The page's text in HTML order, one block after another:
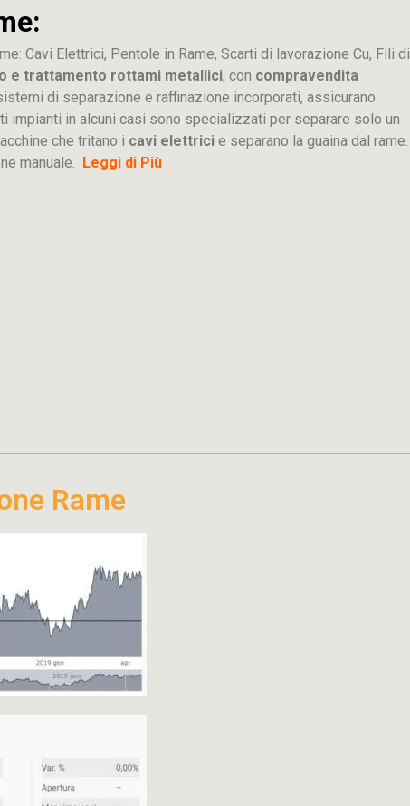
Cavi Elettrici, Pentole in Rame, Scarti di lavorazione Cu, Fili di
e trattamento rottami metallici, con compravendita
di separazione e raffinazione incorporati, assicurano
in alcuni casi sono specializzati per separare solo un
che tritano i cavi elettrici e separano la guaina dal rame.
manuale.
Leggi di Più
Rame